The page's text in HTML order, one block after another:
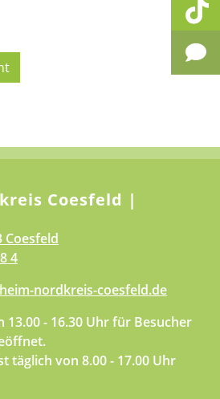
Coesfeld |
Coesfeld
4
nordkreis-coesfeld.de
13.00 - 16.30 Uhr für Besucher
täglich von 8.00 - 17.00 Uhr